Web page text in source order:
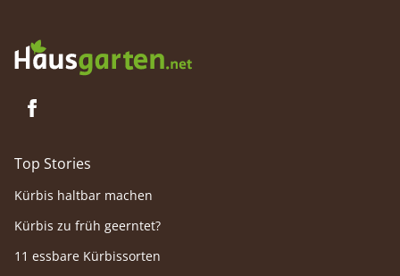
Top Stories
Kürbis haltbar machen
Kürbis zu früh geerntet?
11 essbare Kürbissorten